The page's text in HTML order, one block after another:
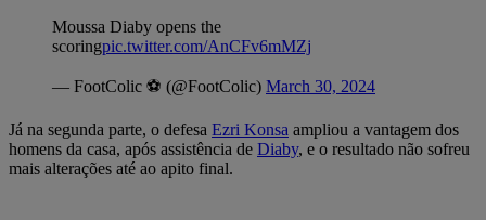
Moussa Diaby opens the
scoringpic.twitter.com/AnCFv6mMZj
— FootColic ⚽️ (@FootColic) March 30, 2024
Já na segunda parte, o defesa Ezri Konsa ampliou a vantagem dos
homens da casa, após assistência de Diaby, e o resultado não sofreu
mais alterações até ao apito final.